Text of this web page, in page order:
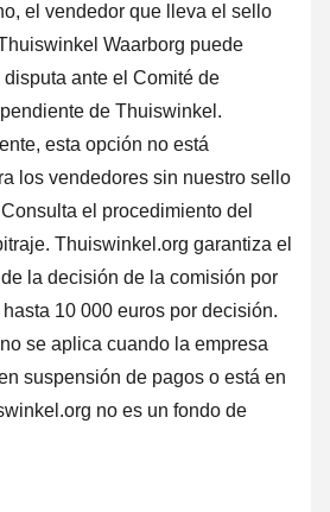
el vendedor que lleva el sello
Waarborg puede
disputa ante el Comité de
de Thuiswinkel.
esta opción no está
los vendedores sin nuestro sello
Consulta el procedimiento del
Thuiswinkel.org garantiza el
la decisión de la comisión por
10 000 euros por decisión.
se aplica cuando la empresa
suspensión de pagos o está en
no es un fondo de